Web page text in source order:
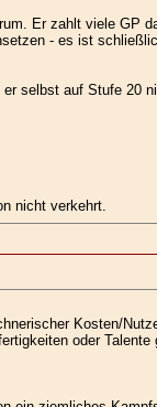
Er zahlt viele GP
- es ist
selbst auf Stufe 20
nicht verkehrt.
Kosten/
oder